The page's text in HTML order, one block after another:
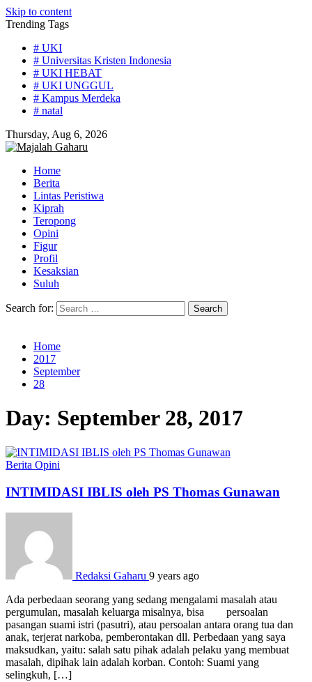
Skip to content
Trending Tags
# UKI
# Universitas Kristen Indonesia
# UKI HEBAT
# UKI UNGGUL
# Kampus Merdeka
# natal
Thursday, Aug 6, 2026
Home
Berita
Lintas Peristiwa
Kiprah
Teropong
Opini
Figur
Profil
Kesaksian
Suluh
Search for:
Home
2017
September
28
Day: September 28, 2017
Berita Opini
INTIMIDASI IBLIS oleh PS Thomas Gunawan
Redaksi Gaharu 9 years ago
Ada perbedaan seorang yang sedang mengalami masalah atau
pergumulan, masalah keluarga misalnya, bisa persoalan
pasangan suami istri (pasutri), atau persoalan antara orang tua dan
anak, terjerat narkoba, pemberontakan dll. Perbedaan yang saya
maksudkan, yaitu: salah satu pihak adalah pelaku yang membuat
masalah, dipihak lain adalah korban. Contoh: Suami yang
selingkuh, […]